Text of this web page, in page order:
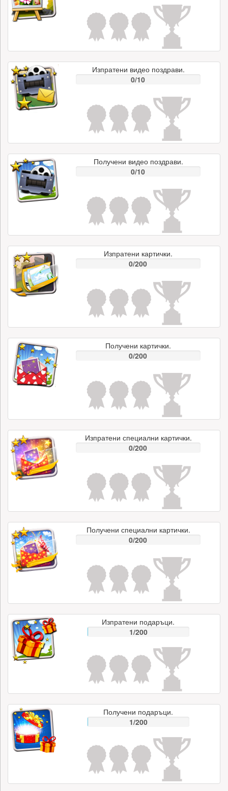
Изпратени видео поздрави.
0/10
Получени видео поздрави.
0/10
Изпратени картички.
0/200
Получени картички.
0/200
Изпратени специални картички.
0/200
Получени специални картички.
0/200
Изпратени подаръци.
1/200
Получени подаръци.
1/200